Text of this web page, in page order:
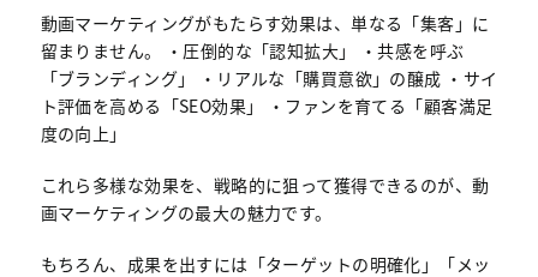
動画マーケティングがもたらす効果は、単なる「集客」に
留まりません。 ・圧倒的な「認知拡大」 ・共感を呼ぶ
「ブランディング」 ・リアルな「購買意欲」の醸成 ・サイ
ト評価を高める「SEO効果」 ・ファンを育てる「顧客満足
度の向上」
これら多様な効果を、戦略的に狙って獲得できるのが、動
画マーケティングの最大の魅力です。
もちろん、成果を出すには「ターゲットの明確化」「メッ